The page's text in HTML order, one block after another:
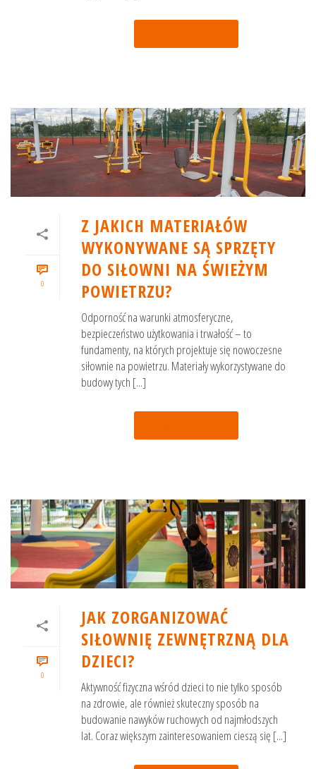
0
Z JAKICH MATERIAŁÓW
WYKONYWANE SĄ SPRZĘTY
DO SIŁOWNI NA ŚWIEŻYM
POWIETRZU?
Odporność na warunki atmosferyczne,
bezpieczeństwo użytkowania i trwałość – to
fundamenty, na których projektuje się nowoczesne
siłownie na powietrzu. Materiały wykorzystywane do
budowy tych [...]
0
JAK ZORGANIZOWAĆ
SIŁOWNIĘ ZEWNĘTRZNĄ DLA
DZIECI?
Aktywność fizyczna wśród dzieci to nie tylko sposób
na zdrowie, ale również skuteczny sposób na
budowanie nawyków ruchowych od najmłodszych
lat. Coraz większym zainteresowaniem cieszą się [...]